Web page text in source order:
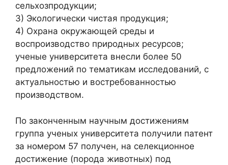
сельхозпродукции;
3) Экологически чистая продукция;
4) Охрана окружающей среды и
воспроизводство природных ресурсов;
ученые университета внесли более 50
предложений по тематикам исследований, с
актуальностью и востребованностью
производством.
По законченным научным достижениям
группа ученых университета получили патент
за номером 57 получен, на селекционное
достижение (порода животных) под